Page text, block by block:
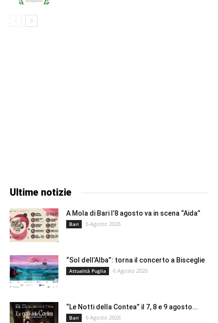
Ultime notizie
A Mola di Bari l’8 agosto va in scena “Aida”
Bari 6 Agosto 2026
“Sol dell’Alba”: torna il concerto a Bisceglie
Attualità Puglia 6 Agosto 2026
“Le Notti della Contea” il 7, 8 e 9 agosto...
Bari 6 Agosto 2026